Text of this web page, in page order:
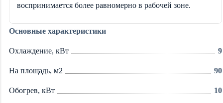
воспринимается более равномерно в рабочей зоне.
Основные характеристики
Охлаждение, кВт 9
На площадь, м2 90
Обогрев, кВт 10